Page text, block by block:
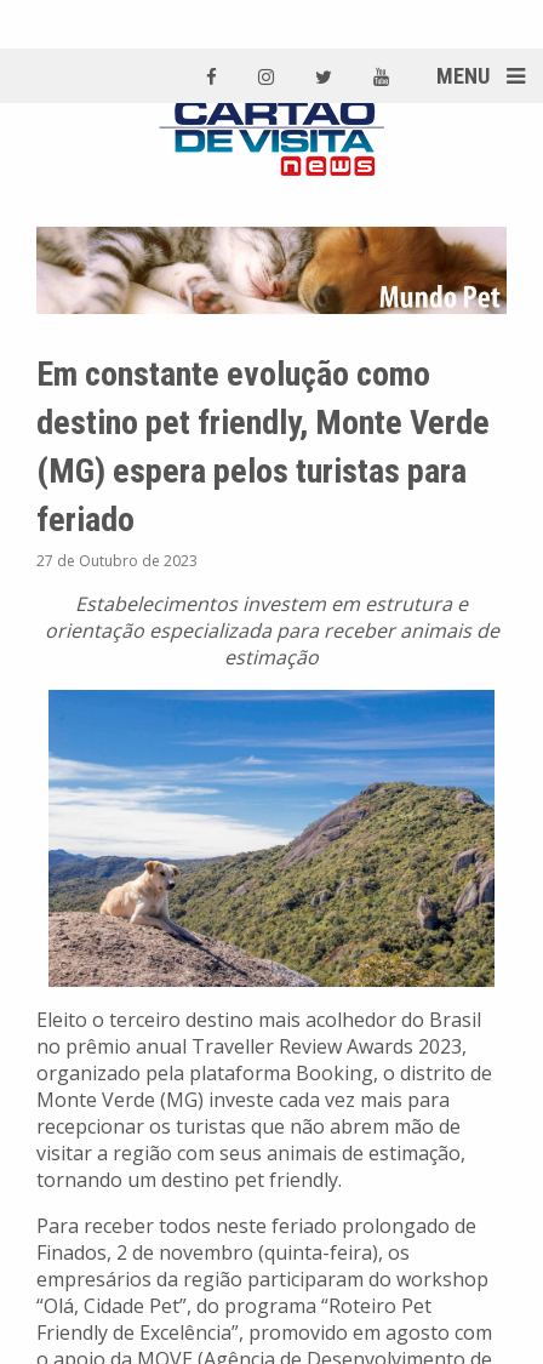
MENU
Em constante evolução como
destino pet friendly, Monte Verde
(MG) espera pelos turistas para
feriado
27 de Outubro de 2023
Estabelecimentos investem em estrutura e
orientação especializada para receber animais de
estimação
Eleito o terceiro destino mais acolhedor do Brasil
no prêmio anual Traveller Review Awards 2023,
organizado pela plataforma Booking, o distrito de
Monte Verde (MG) investe cada vez mais para
recepcionar os turistas que não abrem mão de
visitar a região com seus animais de estimação,
tornando um destino pet friendly.
Para receber todos neste feriado prolongado de
Finados, 2 de novembro (quinta-feira), os
empresários da região participaram do workshop
“Olá, Cidade Pet”, do programa “Roteiro Pet
Friendly de Excelência”, promovido em agosto com